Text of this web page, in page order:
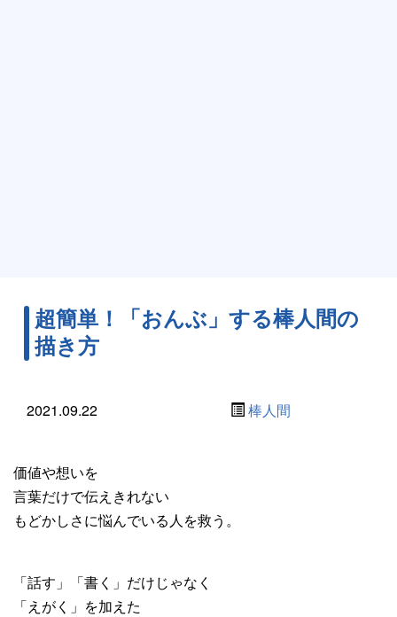
超簡単！「おんぶ」する棒人間の
描き方
2021.09.22 棒人間
価値や想いを
言葉だけで伝えきれない
もどかしさに悩んでいる人を救う。
「話す」「書く」だけじゃなく
「えがく」を加えた